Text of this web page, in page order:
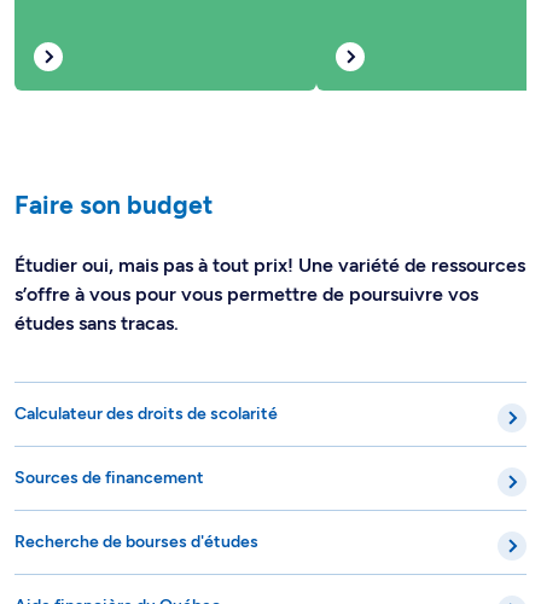
Faire son budget
Étudier oui, mais pas à tout prix! Une variété de ressources
s’offre à vous pour vous permettre de poursuivre vos
études sans tracas.
Calculateur des droits de scolarité
Sources de financement
Recherche de bourses d'études